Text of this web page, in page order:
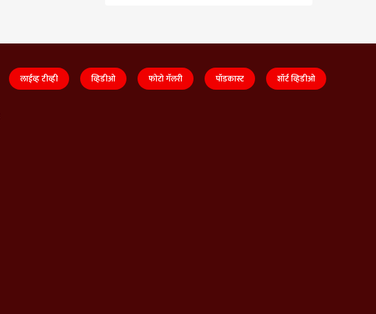
लाईव्ह टीव्ही व्हिडीओ फोटो गॅलरी पॉडकास्ट शॉर्ट व्हिडीओ